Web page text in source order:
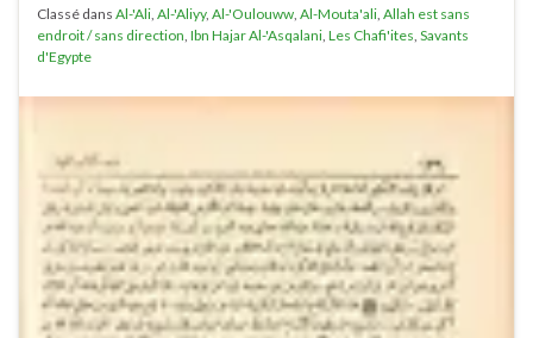
Classé dans Al-'Ali, Al-'Aliyy, Al-'Oulouww, Al-Mouta'ali, Allah est sans
endroit / sans direction, Ibn Hajar Al-'Asqalani, Les Chafi'ites, Savants
d'Egypte